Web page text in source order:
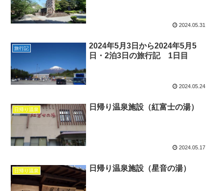
2024.05.31
旅行記
2024年5月3日から2024年5月5
日・2泊3日の旅行記 1日目
2024.05.24
日帰り温泉 日帰り温泉施設（紅富士の湯）
2024.05.17
日帰り温泉 日帰り温泉施設（星音の湯）